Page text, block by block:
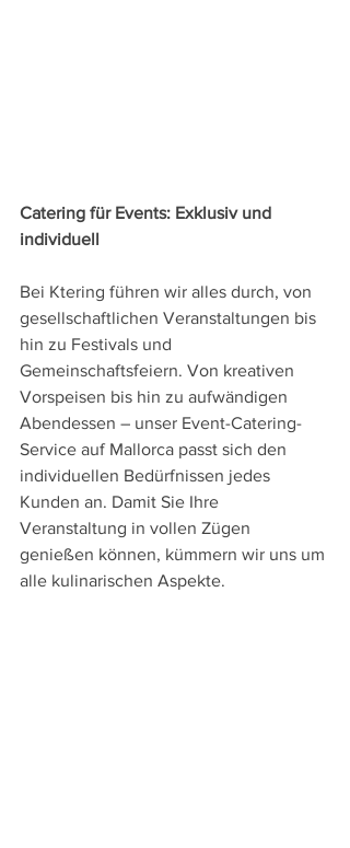
Catering für Events: Exklusiv und
individuell
Bei Ktering führen wir alles durch, von
gesellschaftlichen Veranstaltungen bis
hin zu Festivals und
Gemeinschaftsfeiern. Von kreativen
Vorspeisen bis hin zu aufwändigen
Abendessen – unser Event-Catering-
Service auf Mallorca passt sich den
individuellen Bedürfnissen jedes
Kunden an. Damit Sie Ihre
Veranstaltung in vollen Zügen
genießen können, kümmern wir uns um
alle kulinarischen Aspekte.